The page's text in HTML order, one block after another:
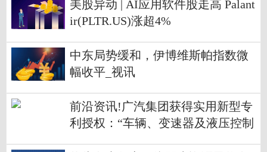
美股异动 | AI应用软件股走高 Palant
ir(PLTR.US)涨超4%
中东局势缓和，伊博维斯帕指数微
幅收平_视讯
前沿资讯!广汽集团获得实用新型专
利授权：“车辆、变速器及液压控制